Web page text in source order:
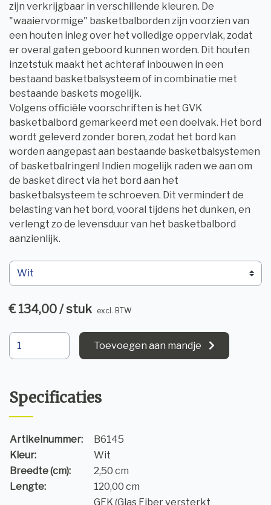
zijn verkrijgbaar in verschillende kleuren. De
"waaiervormige" basketbalborden zijn voorzien van
een houten inleg over het volledige oppervlak, zodat
er overal gaten geboord kunnen worden. Dit houten
inzetstuk maakt het achteraf inbouwen in een
bestaand basketbalsysteem of in combinatie met
bestaande baskets mogelijk.
Volgens officiële voorschriften is het GVK
basketbalbord gemarkeerd met een doelvak. Het bord
wordt geleverd zonder boren, zodat het bord kan
worden aangepast aan bestaande basketbalsystemen
of basketbalringen! Indien mogelijk raden we aan om
de basket direct via het bord aan het
basketbalsysteem te schroeven. Dit vermindert de
belasting van het bord, vooral tijdens het dunken, en
verlengt zo de levensduur van het basketbalbord
aanzienlijk.
€ 134,00 / stuk excl. BTW
Toevoegen aan mandje
Specificaties
Artikelnummer:
B6145
Kleur:
Wit
Breedte (cm):
2,50 cm
Lengte:
120,00 cm
GFK (Glas Fiber versterkt